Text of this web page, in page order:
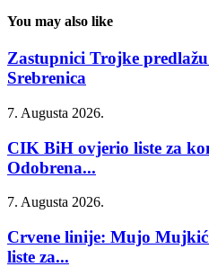
You may also like
Zastupnici Trojke
Srebrenica
7. Augusta 2026.
CIK BiH ovjerio liste za
Odobrena...
7. Augusta 2026.
Crvene linije: Mujo Mujkić
liste za...